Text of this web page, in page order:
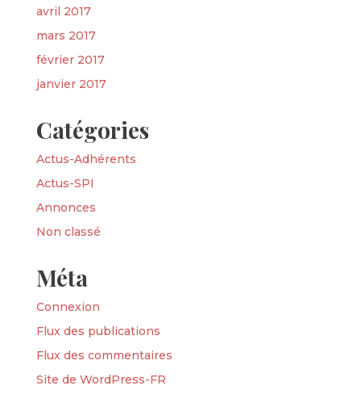
avril 2017
mars 2017
février 2017
janvier 2017
Catégories
Actus-Adhérents
Actus-SPI
Annonces
Non classé
Méta
Connexion
Flux des publications
Flux des commentaires
Site de WordPress-FR